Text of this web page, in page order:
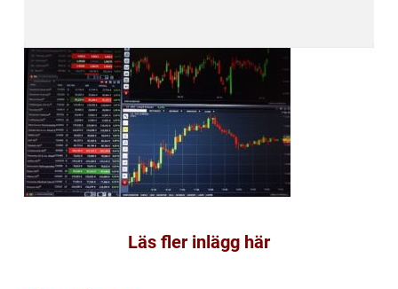
Läs fler inlägg här